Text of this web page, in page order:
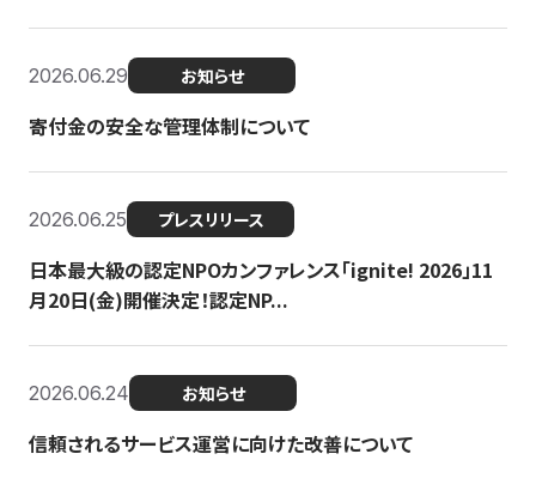
2026.06.29 お知らせ
寄付金の安全な管理体制について
2026.06.25 プレスリリース
日本最大級の認定NPOカンファレンス「ignite! 2026」11
月20日(金)開催決定！認定NP...
2026.06.24 お知らせ
信頼されるサービス運営に向けた改善について